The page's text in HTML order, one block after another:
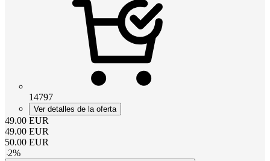
14797
Ver detalles de la oferta
49.00 EUR
49.00 EUR
50.00 EUR
-2%